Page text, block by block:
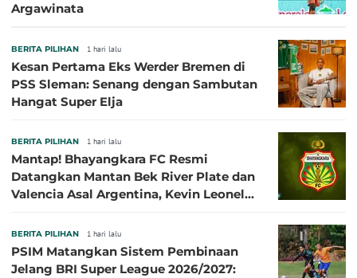
Argawinata
BERITA PILIHAN 1 hari lalu
Kesan Pertama Eks Werder Bremen di
PSS Sleman: Senang dengan Sambutan
Hangat Super Elja
BERITA PILIHAN 1 hari lalu
Mantap! Bhayangkara FC Resmi
Datangkan Mantan Bek River Plate dan
Valencia Asal Argentina, Kevin Leonel
BERITA PILIHAN 1 hari lalu
PSIM Matangkan Sistem Pembinaan
Jelang BRI Super League 2026/2027: